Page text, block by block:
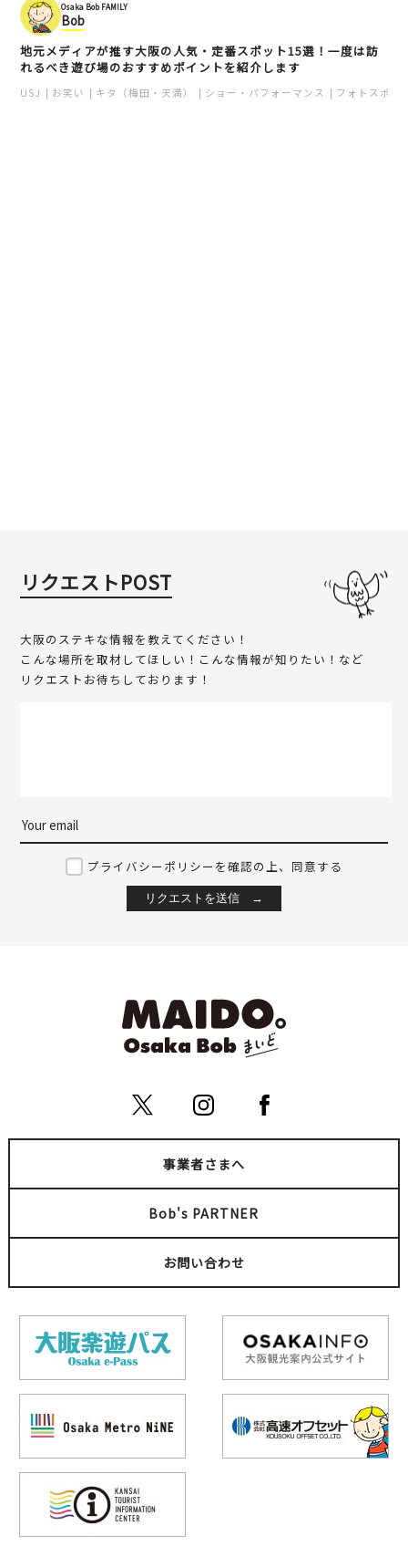
Osaka Bob FAMILY
Bob
地元メディアが推す大阪の人気・定番スポット15選！一度は訪
れるべき遊び場のおすすめポイントを紹介します
USJ お笑い キタ（梅田・天満） ショー・パフォーマンス フォトスポッ
リクエストPOST
大阪のステキな情報を教えてください！
こんな場所を取材してほしい！こんな情報が知りたい！など
リクエストお待ちしております！
プライバシーポリシーを確認の上、同意する
事業者さまへ
Bob's PARTNER
お問い合わせ